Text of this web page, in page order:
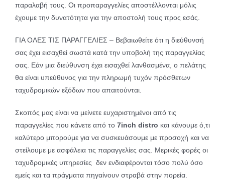
παραλαβή τους. Οι προπαραγγελίες αποστέλλονται μόλις
έχουμε την δυνατότητα για την αποστολή τους προς εσάς.
ΓΙΑ ΟΛΕΣ ΤΙΣ ΠΑΡΑΓΓΕΛΙΕΣ – Βεβαιωθείτε ότι η διεύθυνσή
σας έχει εισαχθεί σωστά κατά την υποβολή της παραγγελίας
σας. Εάν μια διεύθυνση έχει εισαχθεί λανθασμένα, ο πελάτης
θα είναι υπεύθυνος για την πληρωμή τυχόν πρόσθετων
ταχυδρομικών εξόδων που απαιτούνται.
Σκοπός μας είναι να μείνετε ευχαριστημένοι από τις
παραγγελίες που κάνετε από το 7inch distro και κάνουμε ό,τι
καλύτερο μπορούμε για να συσκευάσουμε με προσοχή και να
στείλουμε με ασφάλεια τις παραγγελίες σας. Μερικές φορές οι
ταχυδρομικές υπηρεσίες δεν ενδιαφέρονται τόσο πολύ όσο
εμείς και τα πράγματα πηγαίνουν στραβά στην πορεία.